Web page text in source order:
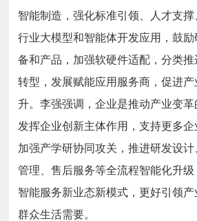
智能制造，强化标准引领、人才支
行业大模型和智能体开发应用，鼓
备和产品，加强软硬件适配，分类
转型，发展赋能应用服务商，促进
升。李强强调，企业是推动产业变
发挥企业创新主体作用，支持更多企
加强产学研协同攻关，推进研发设
管理、售后服务等全流程智能化升级
智能服务新业态新模式，更好引领
群众生活需要。